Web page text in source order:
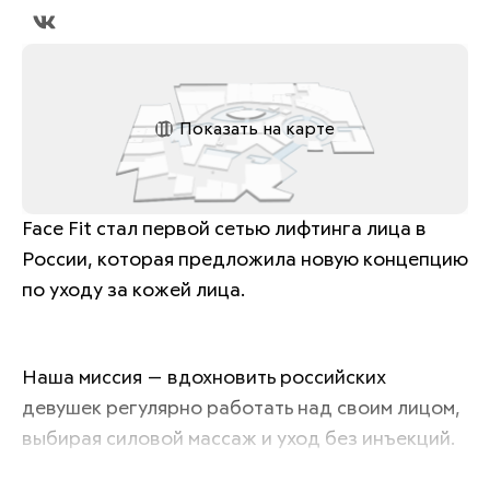
Показать на карте
Face Fit стал первой сетью лифтинга лица в
России, которая предложила новую концепцию
по уходу за кожей лица.
Наша миссия — вдохновить российских
девушек регулярно работать над своим лицом,
выбирая силовой массаж и уход без инъекций.